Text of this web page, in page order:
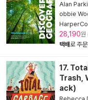
Alan
obbie
28,190원
택배로 주
17.
Trash,
ack)